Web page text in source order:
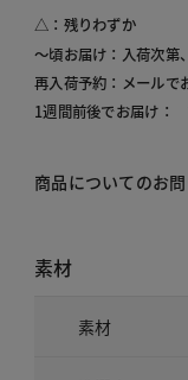
△：残りわずか
～頃お届け：入荷次第
再入荷予約：メールで
1週間前後でお届け：
商品についてのお
素材
素材